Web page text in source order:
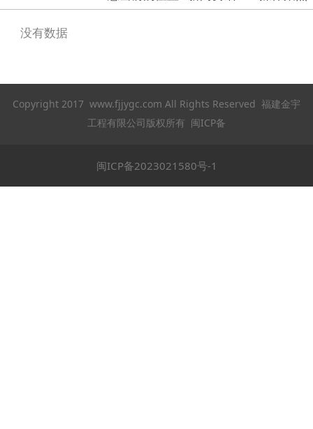
没有数据
Copyright 2017 www.fjjygc.com All Rights Reserved 福建金宇
工程有限公司版权所有 闽ICP备
闽ICP备2023021580号-1